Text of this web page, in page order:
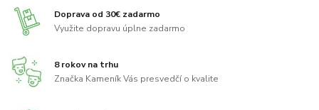
Doprava od 30€ zadarmo
Využite dopravu úplne zadarmo
8 rokov na trhu
Značka Kameník Vás presvedčí o kvalite